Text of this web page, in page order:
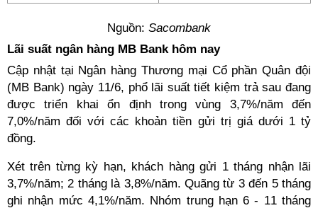
Nguồn: Sacombank
Lãi suất ngân hàng MB Bank hôm nay
Cập nhật tại Ngân hàng Thương mại Cổ phần Quân đội
(MB Bank) ngày 11/6, phổ lãi suất tiết kiệm trả sau đang
được triển khai ổn định trong vùng 3,7%/năm đến
7,0%/năm đối với các khoản tiền gửi trị giá dưới 1 tỷ
đồng.
Xét trên từng kỳ hạn, khách hàng gửi 1 tháng nhận lãi
3,7%/năm; 2 tháng là 3,8%/năm. Quãng từ 3 đến 5 tháng
ghi nhận mức 4,1%/năm. Nhóm trung hạn 6 - 11 tháng